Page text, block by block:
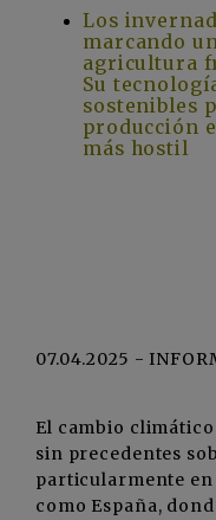
Los
marcando
agricultura
Su
sostenibles
producción
más hostil
07.04.2025 -
El cambio
sin precedentes
particularmente en
como España,